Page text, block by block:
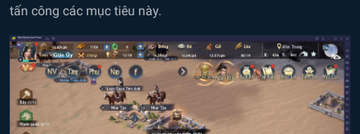
tấn công các mục tiêu này.